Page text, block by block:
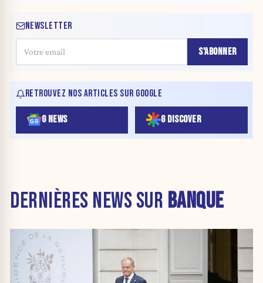
NEWSLETTER
S'ABONNER
RETROUVEZ NOS ARTICLES SUR GOOGLE
G NEWS G DISCOVER
DERNIÈRES NEWS SUR BANQUE